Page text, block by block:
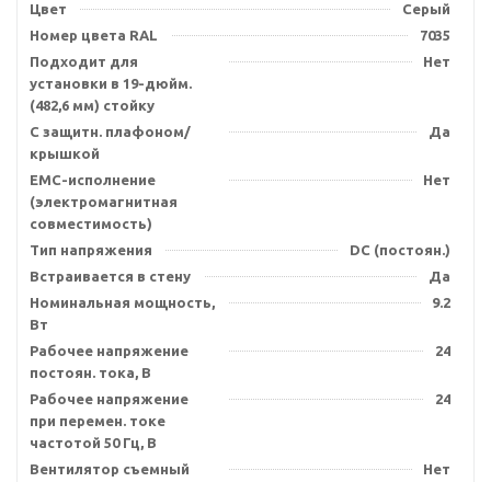
Цвет
Серый
Номер цвета RAL
7035
Подходит для
установки в 19-дюйм.
(482,6 мм) стойку
Нет
С защитн. плафоном/
крышкой
Да
EMC-исполнение
(электромагнитная
совместимость)
Нет
Тип напряжения
DC (постоян.)
Встраивается в стену
Да
Номинальная мощность,
Вт
9.2
Рабочее напряжение
постоян. тока, В
24
Рабочее напряжение
при перемен. токе
частотой 50 Гц, В
24
Вентилятор съемный
Нет